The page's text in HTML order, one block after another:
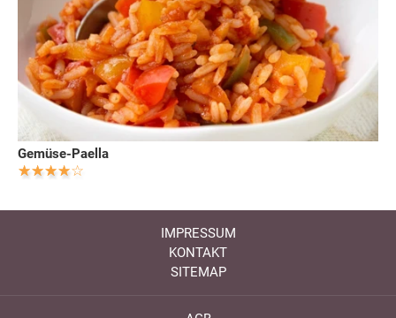
Gemüse-Paella
IMPRESSUM
KONTAKT
SITEMAP